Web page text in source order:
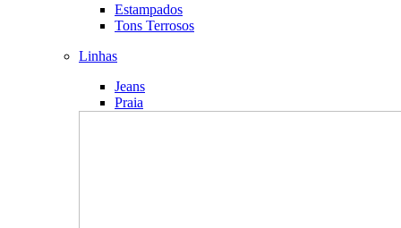
Estampados
Tons Terrosos
Linhas
Jeans
Praia